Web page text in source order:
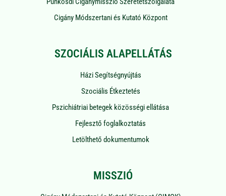
Cigány Módszertani és Kutató Központ
SZOCIÁLIS ALAPELLÁTÁS
Házi Segítségnyújtás
Szociális Étkeztetés
Pszichiátriai betegek közösségi ellátása
Fejlesztő foglalkoztatás
Letölthető dokumentumok
MISSZIÓ